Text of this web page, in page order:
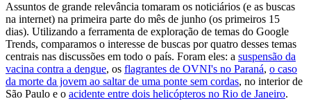
Assuntos de grande relevância tomaram os noticiários (e as buscas
na internet) na primeira parte do mês de junho (os primeiros 15
dias). Utilizando a ferramenta de exploração de temas do Google
Trends, comparamos o interesse de buscas por quatro desses temas
centrais nas discussões em todo o país. Foram eles: a suspensão da
vacina contra a dengue, os flagrantes de OVNI's no Paraná, o caso
da morte da jovem ao saltar de uma ponte sem cordas, no interior de
São Paulo e o acidente entre dois helicópteros no Rio de Janeiro.